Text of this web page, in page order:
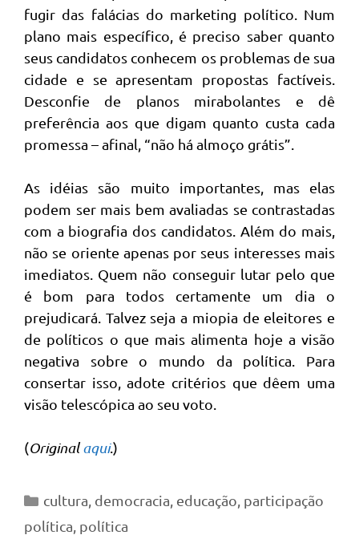
fugir das falácias do marketing político. Num
plano mais específico, é preciso saber quanto
seus candidatos conhecem os problemas de sua
cidade e se apresentam propostas factíveis.
Desconfie de planos mirabolantes e dê
preferência aos que digam quanto custa cada
promessa – afinal, “não há almoço grátis”.
As idéias são muito importantes, mas elas
podem ser mais bem avaliadas se contrastadas
com a biografia dos candidatos. Além do mais,
não se oriente apenas por seus interesses mais
imediatos. Quem não conseguir lutar pelo que
é bom para todos certamente um dia o
prejudicará. Talvez seja a miopia de eleitores e
de políticos o que mais alimenta hoje a visão
negativa sobre o mundo da política. Para
consertar isso, adote critérios que dêem uma
visão telescópica ao seu voto.
(Originalaqui.)
Categorias
cultura democracia educação participação
política política